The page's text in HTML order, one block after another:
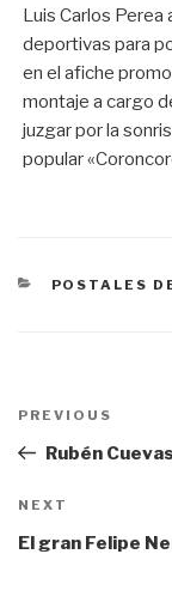
Luis Carlos Perea
deportivas para
en el afiche
montaje a cargo
juzgar por la
popular
CATEGORÍAS
POSTALES
Previous
Post
PREVIOUS
Rubén Cuevas
Next
Post
NEXT
El gran Felipe